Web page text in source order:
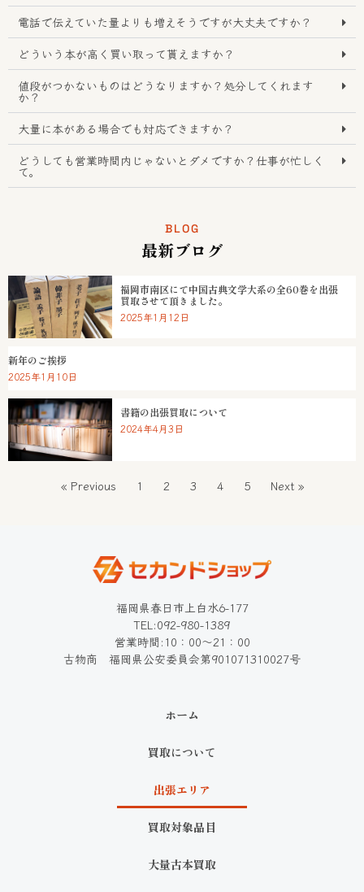
電話で伝えていた量よりも増えそうですが大丈夫ですか？
どういう本が高く買い取って貰えますか？
値段がつかないものはどうなりますか？処分してくれます
か？
大量に本がある場合でも対応できますか？
どうしても営業時間内じゃないとダメですか？仕事が忙しく
て。
BLOG
最新ブログ
福岡市南区にて中国古典文学大系の全60巻を出張
買取させて頂きました。
2025年1月12日
新年のご挨拶
2025年1月10日
書籍の出張買取について
2024年4月3日
« Previous 1 2 3 4 5 Next »
福岡県春日市上白水6-177
TEL:092-980-1389
営業時間:10：00～21：00
古物商 福岡県公安委員会第901071310027号
ホーム
買取について
出張エリア
買取対象品目
大量古本買取